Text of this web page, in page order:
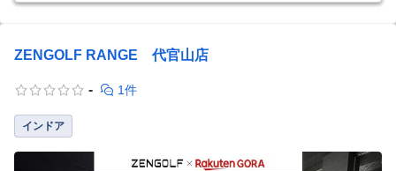
ZENGOLF RANGE 代官山店
- 1件
インドア